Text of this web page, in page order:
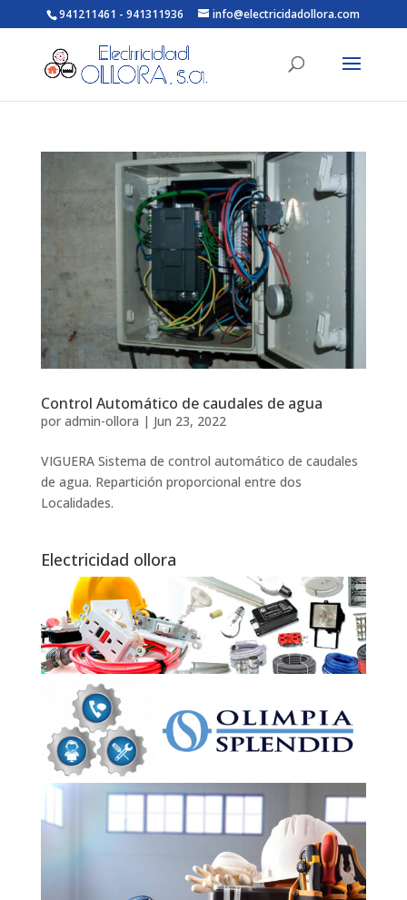
941211461 - 941311936 info@electricidadollora.com
Control Automático de caudales de agua
por admin-ollora | Jun 23, 2022
VIGUERA Sistema de control automático de caudales
de agua. Repartición proporcional entre dos
Localidades.
Electricidad ollora